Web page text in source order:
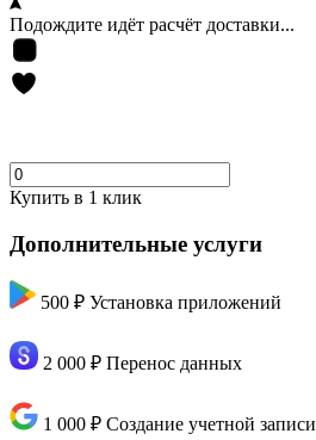
Подождите идёт расчёт доставки...
Купить в 1 клик
Дополнительные услуги
500 ₽ Установка приложений
2 000 ₽ Перенос данных
1 000 ₽ Создание учетной записи